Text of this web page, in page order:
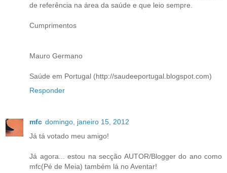
de referência na área da saúde e que leio sempre.
Cumprimentos
Mauro Germano
Saúde em Portugal (http://saudeeportugal.blogspot.com)
Responder
mfc domingo, janeiro 15, 2012
Já tá votado meu amigo!
Já agora... estou na secção AUTOR/Blogger do ano como
mfc(Pé de Meia) também lá no Aventar!